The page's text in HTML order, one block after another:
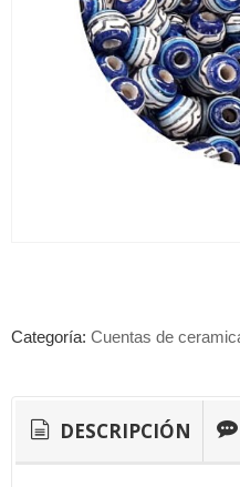
Categoría: Cuentas de
DESCRIPCIÓN